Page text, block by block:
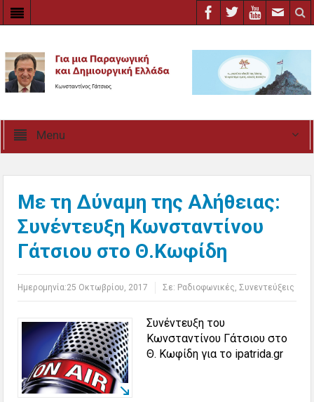
Menu
Με τη Δύναμη της Αλήθειας:
Συνέντευξη Κωνσταντίνου
Γάτσιου στο Θ.Κωφίδη
Ημερομηνία:25 Οκτωβρίου, 2017 Σε: Ραδιοφωνικές,Συνεντεύξεις
Συνέντευξη του
Κωνσταντίνου Γάτσιου στο
Θ. Κωφίδη για το ipatrida.gr